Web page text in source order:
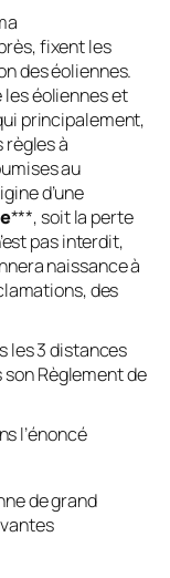
fixent les
des éoliennes.
éoliennes et
principalement,
règles à
au
d’une
***, soit la perte
pas interdit,
naissance à
des
les 3 distances
son Règlement de
l’énoncé
de grand